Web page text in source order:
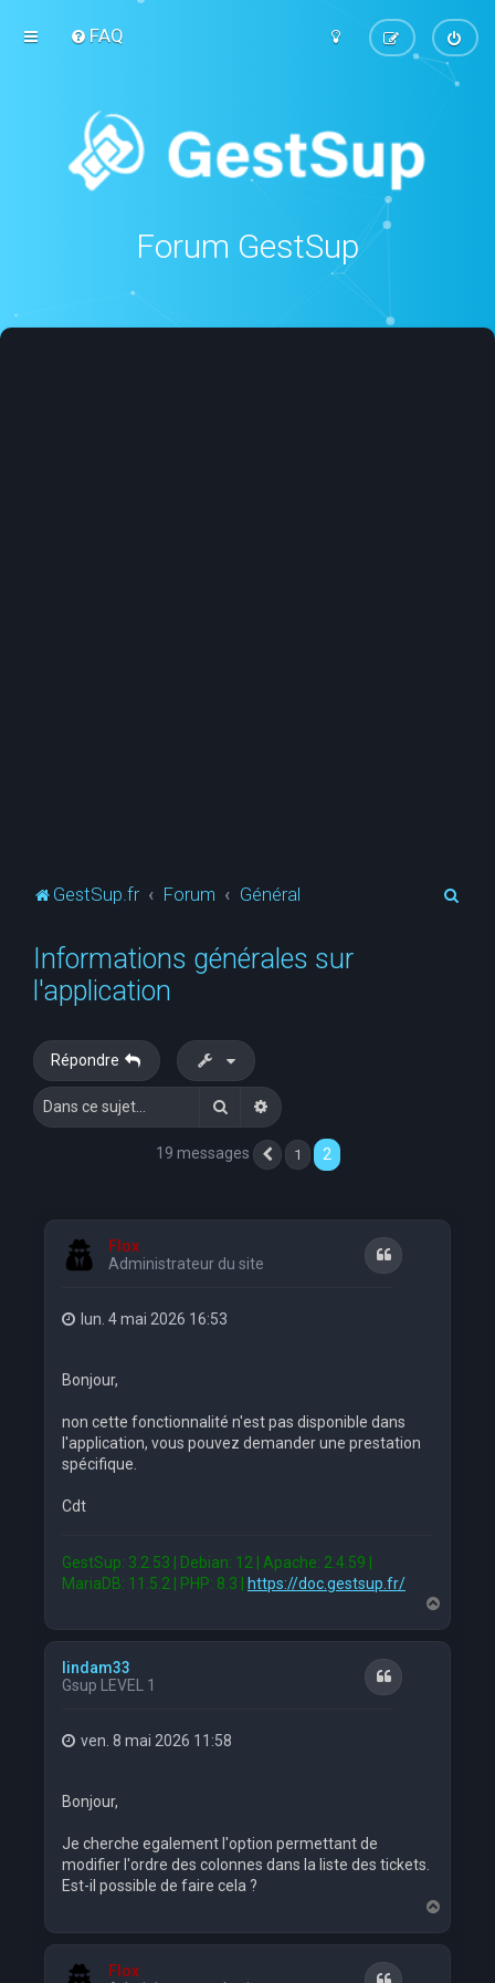
FAQ
Forum GestSup
GestSup.fr Forum Général
Informations générales sur
l'application
Répondre
RechercherRecherche avancée
19 messages Précédente
1 2
Flox
Administrateur du site
Citation
lun. 4 mai 2026 16:53
Bonjour,
non cette fonctionnalité n'est pas disponible dans
l'application, vous pouvez demander une prestation
spécifique.
Cdt
GestSup: 3.2.53 | Debian: 12 | Apache: 2.4.59 |
MariaDB: 11.5.2 | PHP: 8.3 |
https://doc.gestsup.fr/
a
lindam33
Gsup LEVEL 1
Citation
ven. 8 mai 2026 11:58
Bonjour,
Je cherche egalement l'option permettant de
modifier l'ordre des colonnes dans la liste des tickets.
Est-il possible de faire cela ?
a
u
Flox
Citation